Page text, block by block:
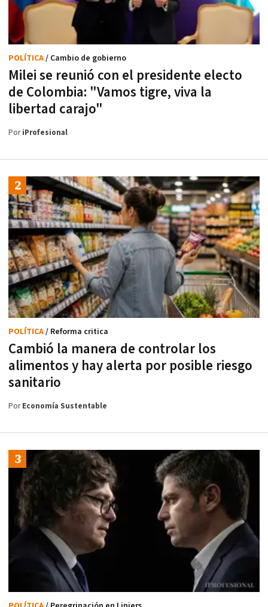
Milei se reunió con el presidente electo
de Colombia: "Vamos tigre, viva la
libertad carajo"
POLÍTICA/ Cambio de gobierno
PoriProfesional
Cambió la manera de controlar los
alimentos y hay alerta por posible riesgo
sanitario
POLÍTICA/ Reforma critica
PorEconomía Sustentable